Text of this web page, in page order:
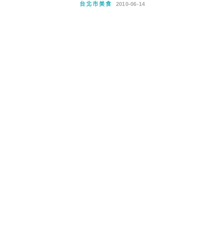
台北市美食 2010-06-14